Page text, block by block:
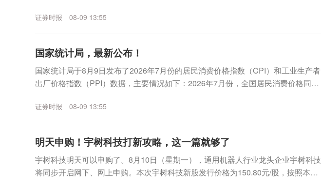
证券时报 08-09 13:55
国家统计局，最新公布！
国家统计局于8月9日发布了‌2026年7月份‌的居民消费价格指数（CPI）和工业生产者
出厂价格指数（PPI）数据，主要情况如下：2026年7月份，全国居民消费价格同比
证券时报 08-09 13:55
明天申购！宇树科技打新攻略，这一篇就够了
宇树科技明天可以申购了。8月10日（星期一），通用机器人行业龙头企业宇树科技
将同步开启网下、网上申购。本次宇树科技新股发行价格为150.80元/股，按照本次